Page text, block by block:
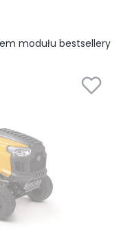
modułu bestsellery